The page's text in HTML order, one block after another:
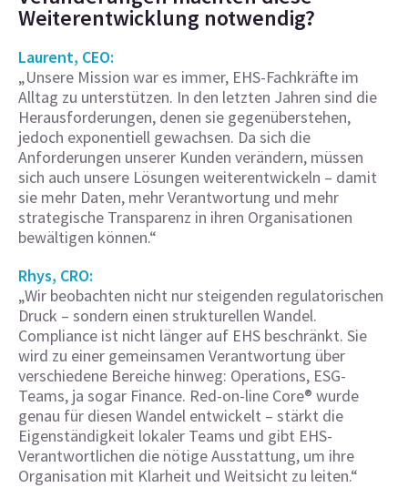
Weiterentwicklung notwendig?
Laurent, CEO:
„Unsere Mission war es immer, EHS-Fachkräfte im
Alltag zu unterstützen. In den letzten Jahren sind die
Herausforderungen, denen sie gegenüberstehen,
jedoch exponentiell gewachsen. Da sich die
Anforderungen unserer Kunden verändern, müssen
sich auch unsere Lösungen weiterentwickeln – damit
sie mehr Daten, mehr Verantwortung und mehr
strategische Transparenz in ihren Organisationen
bewältigen können.“
Rhys, CRO:
„Wir beobachten nicht nur steigenden regulatorischen
Druck – sondern einen strukturellen Wandel.
Compliance ist nicht länger auf EHS beschränkt. Sie
wird zu einer gemeinsamen Verantwortung über
verschiedene Bereiche hinweg: Operations, ESG-
Teams, ja sogar Finance. Red-on-line Core® wurde
genau für diesen Wandel entwickelt – stärkt die
Eigenständigkeit lokaler Teams und gibt EHS-
Verantwortlichen die nötige Ausstattung, um ihre
Organisation mit Klarheit und Weitsicht zu leiten.“